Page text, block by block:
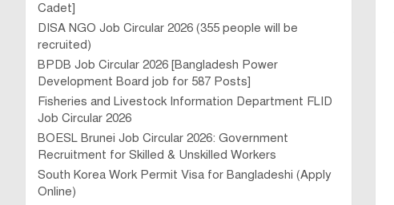
Cadet]
DISA NGO Job Circular 2026 (355 people will be
recruited)
BPDB Job Circular 2026 [Bangladesh Power
Development Board job for 587 Posts]
Fisheries and Livestock Information Department FLID
Job Circular 2026
BOESL Brunei Job Circular 2026: Government
Recruitment for Skilled & Unskilled Workers
South Korea Work Permit Visa for Bangladeshi (Apply
Online)